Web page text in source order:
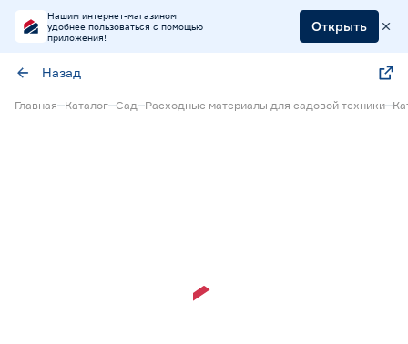
Нашим интернет-магазином
удобнее пользоваться с помощью
приложения!
Открыть
Назад
Главная Каталог Сад Расходные материалы для садовой техники